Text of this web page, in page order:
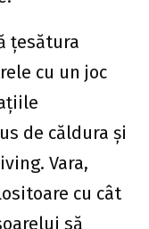
ţesătura
cu un joc
de căldura şi
Vara,
cu cât
să